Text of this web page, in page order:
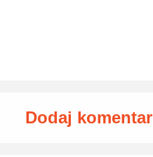
Dodaj komentar